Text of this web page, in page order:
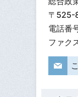
〒525-
電話番
ファク